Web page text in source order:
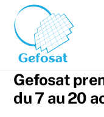
content
Gefosat
du 7 au 20